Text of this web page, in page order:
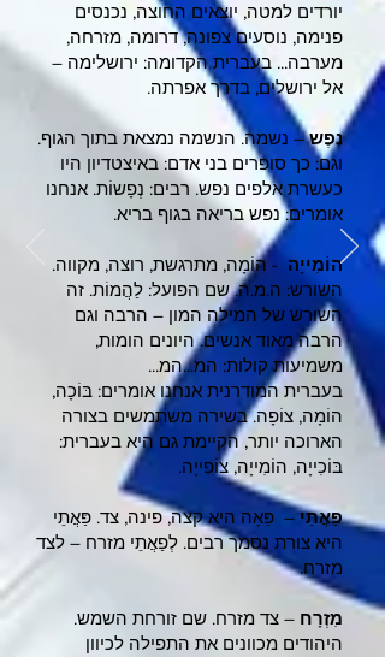
יורדים למטה, יוצאים החוצה, נכנסים
פנימה, נוסעים צפונה, דרומה, מזרחה,
מערבה... בעברית הקדומה: ירושלימה –
אל ירושלים, בדרך אפרתה.
נֶפֶש– נשמה. הנשמה נמצאת בתוך הגוף.
וגם: כך סופרים בני אדם: באיצטדיון היו
כעשרת אלפים נפש. רבים: נְפָשוֹת. אנחנו
אומרים: נפש בריאה בגוף בריא.
הוֹמִייָה - הוֹמָה, מתרגשת, רוצה, מקווה.
השורש: ה.מ.ה. שם הפועל: לַהֲמוֹת. זה
השורש של המילה המון – הרבה וגם
הרבה מאוד אנשים. היונים הומות,
משמיעות קולות: המ...המ...
בעברית המודרנית אנחנו אומרים: בּוֹכָה,
הוֹמָה, צוֹפָה. בשירה משתמשים בצורה
הארוכה יותר, הקיימת גם היא בעברית:
בּוֹכִייָה, הוֹמִייָה, צוֹפִייָה.
פַּאֲתֵי– פֵּאָה היא קצה, פינה, צד. פַּאֲתֵי
היא צורת נסמך רבים. לְפַאֲתֵי מזרח – לצד
מזרח.
מִזְרָח – צד מזרח. שם זורחת השמש.
היהודים מכוונים את התפילה לכיוון